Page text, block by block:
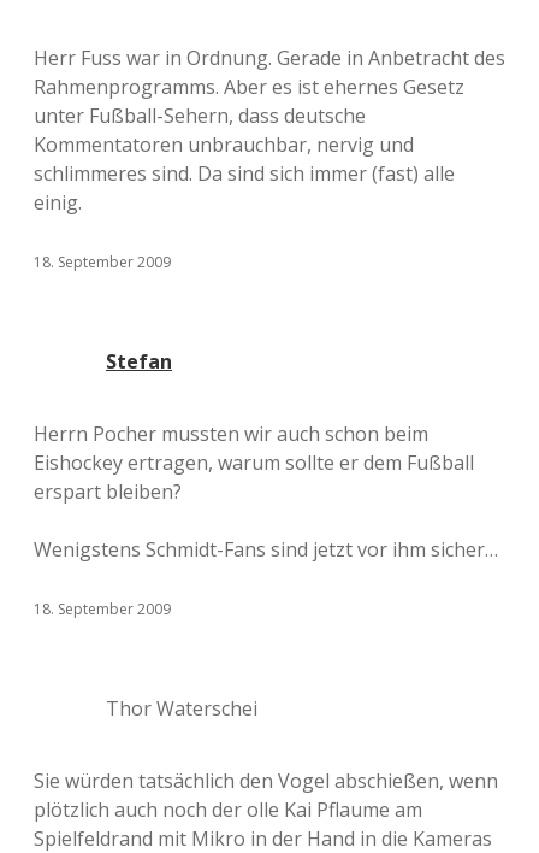
Herr Fuss war in Ordnung. Gerade in Anbetracht des
Rahmenprogramms. Aber es ist ehernes Gesetz
unter Fußball-Sehern, dass deutsche
Kommentatoren unbrauchbar, nervig und
schlimmeres sind. Da sind sich immer (fast) alle
einig.
18. September 2009
Stefan
Herrn Pocher mussten wir auch schon beim
Eishockey ertragen, warum sollte er dem Fußball
erspart bleiben?
Wenigstens Schmidt-Fans sind jetzt vor ihm sicher…
18. September 2009
Thor Waterschei
Sie würden tatsächlich den Vogel abschießen, wenn
plötzlich auch noch der olle Kai Pflaume am
Spielfeldrand mit Mikro in der Hand in die Kameras